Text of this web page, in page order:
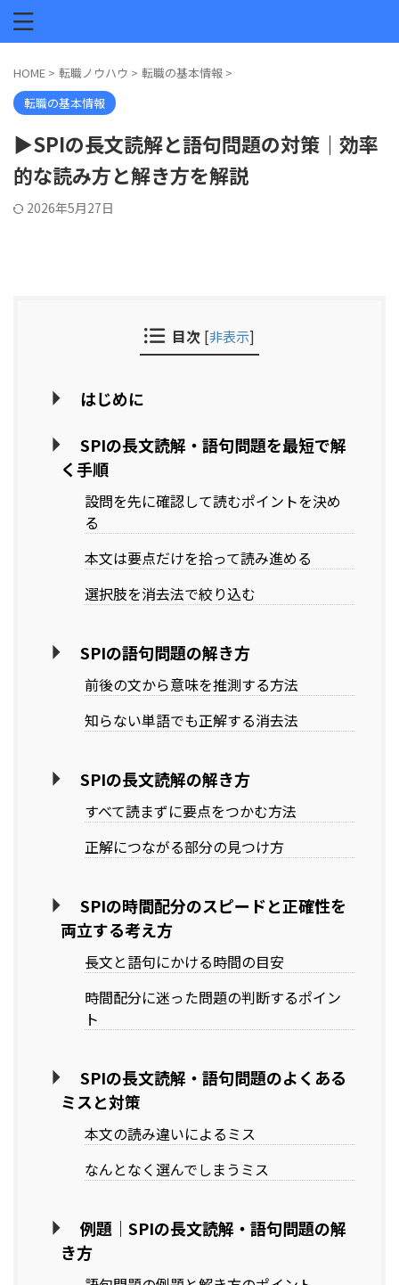
HOME > 転職ノウハウ > 転職の基本情報 >
転職の基本情報
▶SPIの長文読解と語句問題の対策｜効率
的な読み方と解き方を解説
2026年5月27日
目次 [非表示]
はじめに
SPIの長文読解・語句問題を最短で解
く手順
設問を先に確認して読むポイントを決め
る
本文は要点だけを拾って読み進める
選択肢を消去法で絞り込む
SPIの語句問題の解き方
前後の文から意味を推測する方法
知らない単語でも正解する消去法
SPIの長文読解の解き方
すべて読まずに要点をつかむ方法
正解につながる部分の見つけ方
SPIの時間配分のスピードと正確性を
両立する考え方
長文と語句にかける時間の目安
時間配分に迷った問題の判断するポイン
ト
SPIの長文読解・語句問題のよくある
ミスと対策
本文の読み違いによるミス
なんとなく選んでしまうミス
例題｜SPIの長文読解・語句問題の解
き方